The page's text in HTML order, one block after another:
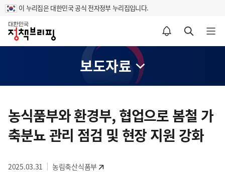
이 누리집은 대한민국 공식 전자정부 누리집입니다.
홈
알림설정 바로가기 검색 바로가기 메뉴 열기
보도자료
텐
츠
영
농식품부와 환경부, 협업으로 봄철 가
축분뇨 관리 점검 및 현장 지원 강화
2025.03.31 농림축산식품부